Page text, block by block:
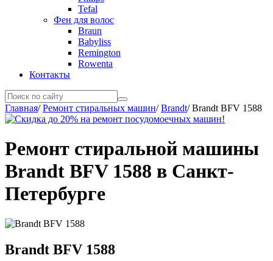
Tefal
Фен для волос
Braun
Babyliss
Remington
Rowenta
Контакты
Главная/Ремонт стиральных машин/Brandt/Brandt BFV 1588
Ремонт стиральной машины
Brandt BFV 1588 в Санкт-
Петербурге
Brandt BFV 1588